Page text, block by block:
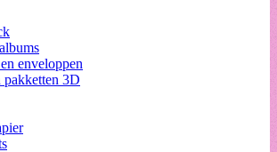
enveloppen
pakketten 3D